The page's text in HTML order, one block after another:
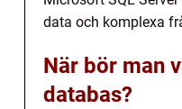
data och komplexa
När bör man
databas?